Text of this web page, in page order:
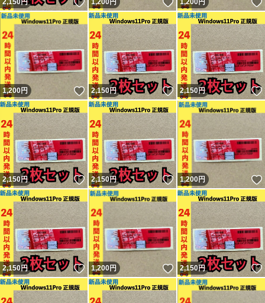
2,150円 いいね！
1,200円 いいね！
1,200円
1,200円 いいね！
2,150円 いいね！
2,150円
2,150円 いいね！
2,150円 いいね！
1,200円
2,150円 いいね！
1,200円 いいね！
2,150円